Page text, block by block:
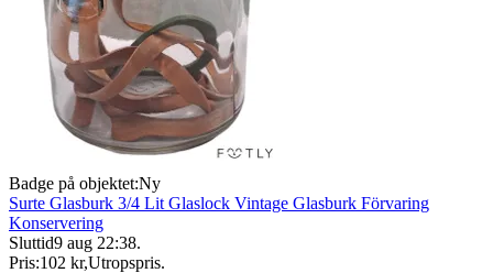
Badge på objektet:Ny
Surte Glasburk 3/4 Lit Glaslock Vintage Glasburk Förvaring
Konservering
Sluttid9 aug 22:38.
Pris:102 kr,Utropspris.